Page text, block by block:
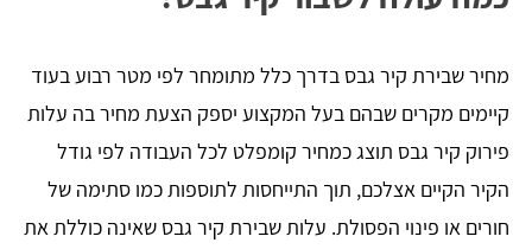
מחיר שבירת קיר גבס בדרך כלל מתומחר לפי מטר רבוע בעוד
קיימים מקרים שבהם בעל המקצוע יספק הצעת מחיר בה עלות
פירוק קיר גבס תוצג כמחיר קומפלט לכל העבודה לפי גודל
הקיר הקיים אצלכם, תוך התייחסות לתוספות כמו סתימה של
חורים או פינוי הפסולת. עלות שבירת קיר גבס שאינה כוללת את